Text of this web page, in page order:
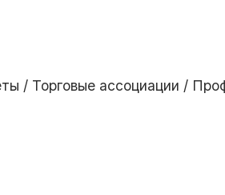
/ Торговые ассоциации /